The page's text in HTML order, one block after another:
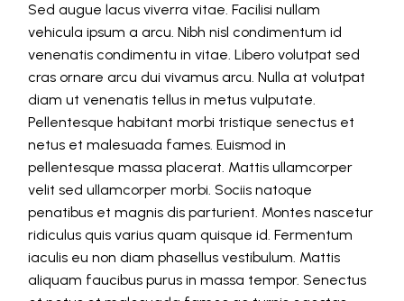
Sed augue lacus viverra vitae. Facilisi nullam
vehicula ipsum a arcu. Nibh nisl condimentum id
venenatis condimentu in vitae. Libero volutpat sed
cras ornare arcu dui vivamus arcu. Nulla at volutpat
diam ut venenatis tellus in metus vulputate.
Pellentesque habitant morbi tristique senectus et
netus et malesuada fames. Euismod in
pellentesque massa placerat. Mattis ullamcorper
velit sed ullamcorper morbi. Sociis natoque
penatibus et magnis dis parturient. Montes nascetur
ridiculus quis varius quam quisque id. Fermentum
iaculis eu non diam phasellus vestibulum. Mattis
aliquam faucibus purus in massa tempor. Senectus